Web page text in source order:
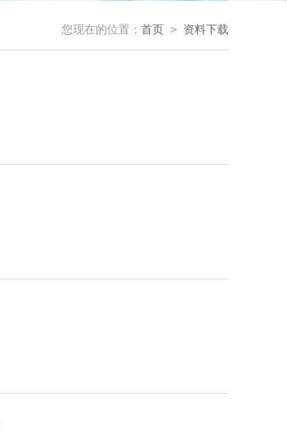
您现在的位置： 首页 > 资料下载